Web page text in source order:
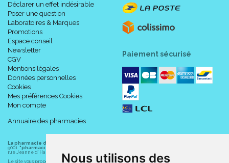
Nous utilisons des
Déclarer un effet indésirable
Poser une question
Laboratoires & Marques
Promotions
Espace conseil
Newsletter
CGV
Mentions légales
Données personnelles
Cookies
Mes préférences Cookies
Mon compte
Annuaire des pharmacies
Paiement sécurisé
La pharmacie du centre à Albert
9001. "pharmacie-du-centre-albert.fr "
rue Jeanne d' Harcourt, 80300 Albert.
Le site vous propose un large choix de plus de 11000 références, au prix les plus bas possible